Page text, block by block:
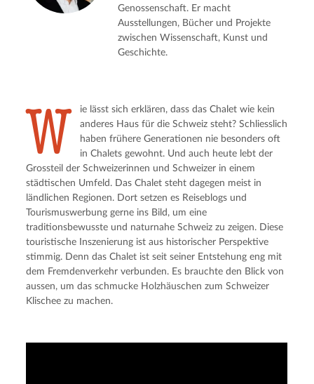
Genossenschaft. Er macht
Ausstellungen, Bücher und Projekte
zwischen Wissenschaft, Kunst und
Geschichte.
W
ie lässt sich erklären, dass das Chalet wie kein
anderes Haus für die Schweiz steht? Schliesslich
haben frühere Generationen nie besonders oft
in Chalets gewohnt. Und auch heute lebt der
Grossteil der Schweizerinnen und Schweizer in einem
städtischen Umfeld. Das Chalet steht dagegen meist in
ländlichen Regionen. Dort setzen es Reiseblogs und
Tourismuswerbung gerne ins Bild, um eine
traditionsbewusste und naturnahe Schweiz zu zeigen. Diese
touristische Inszenierung ist aus historischer Perspektive
stimmig. Denn das Chalet ist seit seiner Entstehung eng mit
dem Fremdenverkehr verbunden. Es brauchte den Blick von
aussen, um das schmucke Holzhäuschen zum Schweizer
Klischee zu machen.